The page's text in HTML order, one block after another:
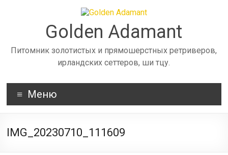
Golden Adamant
Питомник золотистых и прямошерстных ретриверов,
ирландских сеттеров, ши тцу.
Меню
IMG_20230710_111609